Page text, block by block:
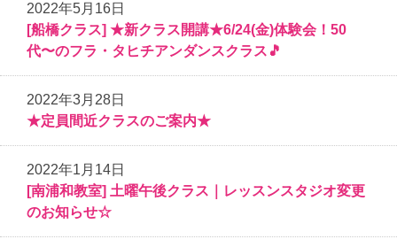
2022年5月16日
[船橋クラス] ★新クラス開講★6/24(金)体験会！50
代〜のフラ・タヒチアンダンスクラス🎵
2022年3月28日
★定員間近クラスのご案内★
2022年1月14日
[南浦和教室] 土曜午後クラス｜レッスンスタジオ変更
のお知らせ☆